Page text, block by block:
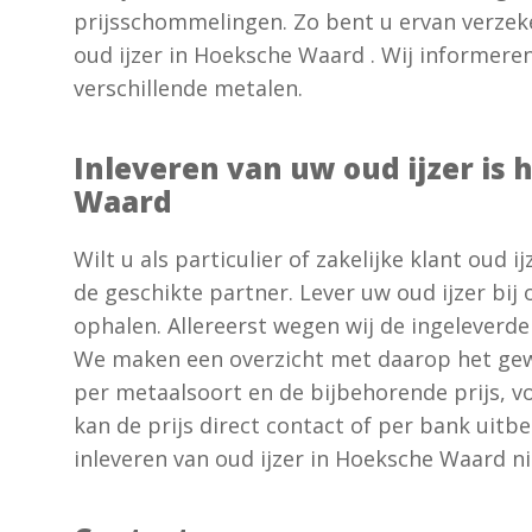
prijsschommelingen. Zo bent u ervan
oud ijzer in Hoeksche Waard . Wij
verschillende metalen.
Inleveren van uw oud ijzer is
Waard
Wilt u als particulier of zakelijke klant oud
de geschikte partner. Lever uw oud ijzer
ophalen. Allereerst wegen wij de
We maken een overzicht met daarop het
per metaalsoort en de bijbehorende prijs,
kan de prijs direct contact of per bank
inleveren van oud ijzer in Hoeksche Waard